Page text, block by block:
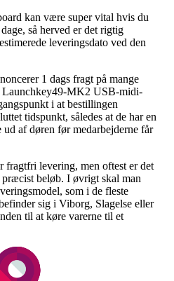
kan være super vital hvis du
så herved er det rigtig
leveringsdato ved den
1 dags fragt på mange
Launchkey49-MK2 USB-midi-
i at bestillingen
tidspunkt, således at de har en
ud af døren før medarbejderne får
levering, men oftest er det
beløb. I øvrigt skal man
som i de fleste
sig i Viborg, Slagelse eller
til at køre varerne til et